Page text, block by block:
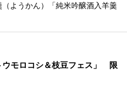
ようかん）「純米吟醸酒入羊羹
ウモロコシ＆枝豆フェス」 限